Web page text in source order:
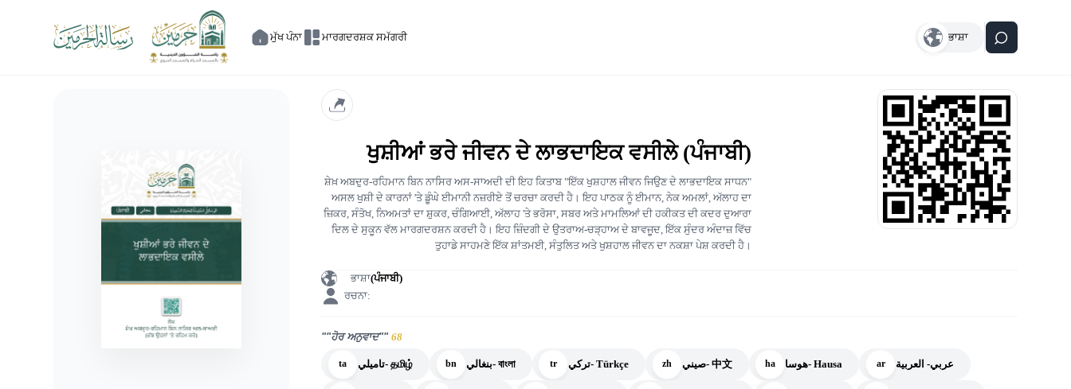
ਮੁੱਖ ਪੰਨਾ ਮਾਰਗਦਰਸ਼ਕ ਸਮੱਗਰੀ ਭਾਸ਼ਾ
ਖੁਸ਼ੀਆਂ ਭਰੇ ਜੀਵਨ ਦੇ ਲਾਭਦਾਇਕ ਵਸੀਲੇ (ਪੰਜਾਬੀ)
ਸ਼ੇਖ਼ ਅਬਦੁਰ-ਰਹਿਮਾਨ ਬਿਨ ਨਾਸਿਰ ਅਸ-ਸਾਅਦੀ ਦੀ ਇਹ ਕਿਤਾਬ "ਇੱਕ ਖੁਸ਼ਹਾਲ ਜੀਵਨ ਜਿਉਣ ਦੇ ਲਾਭਦਾਇਕ ਸਾਧਨ"
ਅਸਲ ਖੁਸ਼ੀ ਦੇ ਕਾਰਨਾਂ 'ਤੇ ਡੂੰਘੇ ਈਮਾਨੀ ਨਜ਼ਰੀਏ ਤੋਂ ਚਰਚਾ ਕਰਦੀ ਹੈ। ਇਹ ਪਾਠਕ ਨੂੰ ਈਮਾਨ, ਨੇਕ ਅਮਲਾਂ, ਅੱਲਾਹ ਦਾ
ਜ਼ਿਕਰ, ਸੰਤੋਖ, ਨਿਅਮਤਾਂ ਦਾ ਸ਼ੁਕਰ, ਚੰਗਿਆਈ, ਅੱਲਾਹ 'ਤੇ ਭਰੋਸਾ, ਸਬਰ ਅਤੇ ਮਾਮਲਿਆਂ ਦੀ ਹਕੀਕਤ ਦੀ ਕਦਰ ਦੁਆਰਾ
ਦਿਲ ਦੇ ਸੁਕੂਨ ਵੱਲ ਮਾਰਗਦਰਸ਼ਨ ਕਰਦੀ ਹੈ। ਇਹ ਜ਼ਿੰਦਗੀ ਦੇ ਉਤਰਾਅ-ਚੜ੍ਹਾਅ ਦੇ ਬਾਵਜੂਦ, ਇੱਕ ਸੁੰਦਰ ਅੰਦਾਜ਼ ਵਿੱਚ
ਤੁਹਾਡੇ ਸਾਹਮਣੇ ਇੱਕ ਸ਼ਾਂਤਮਈ, ਸੰਤੁਲਿਤ ਅਤੇ ਖੁਸ਼ਹਾਲ ਜੀਵਨ ਦਾ ਨਕਸ਼ਾ ਪੇਸ਼ ਕਰਦੀ ਹੈ।
ਭਾਸ਼ਾ(ਪੰਜਾਬੀ)
ਰਚਨਾ:
""ਹੋਰ ਅਨੁਵਾਦ""68
ta تاميلي- தமிழ் bn بنغالي- বাংলা tr تركي- Türkçe zh صيني- 中文 ha هوسا- Hausa ar عربي- العربية